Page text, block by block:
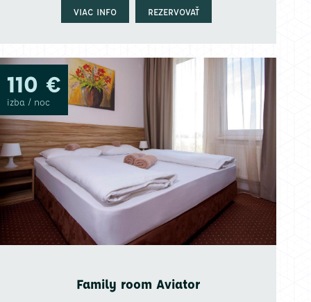
VIAC INFO REZERVOVAŤ
110 €
izba / noc
Family room Aviator